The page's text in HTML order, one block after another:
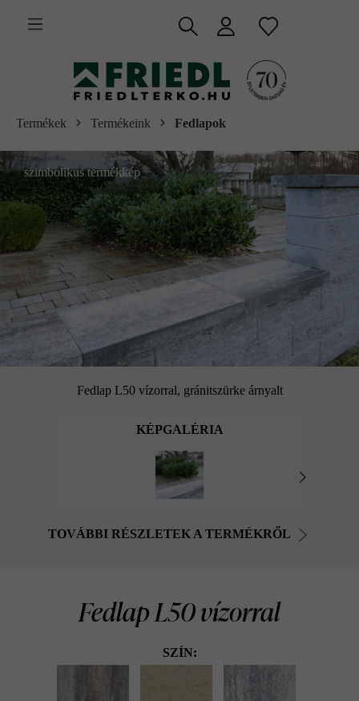
tartalomra
Termékek Termékeink Fedlapok
szimbolikus termékkép
Fedlap L50 vízorral, gránitszürke árnyalt
KÉPGALÉRIA
TOVÁBBI RÉSZLETEK A TERMÉKRŐL
Fedlap L50 vízorral
SZÍN: